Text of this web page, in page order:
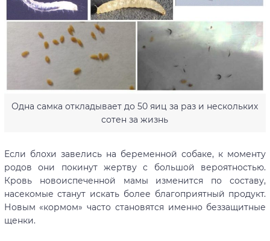
Одна самка откладывает до 50 яиц за раз и нескольких
сотен за жизнь
Если блохи завелись на беременной собаке, к моменту
родов они покинут жертву с большой вероятностью.
Кровь новоиспеченной мамы изменится по составу,
насекомые станут искать более благоприятный продукт.
Новым «кормом» часто становятся именно беззащитные
щенки.